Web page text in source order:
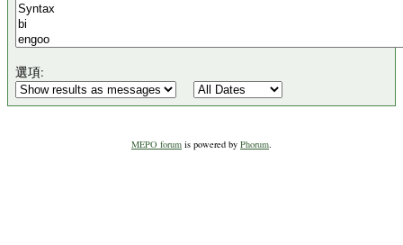
選項:
MEPO forum is powered by Phorum.